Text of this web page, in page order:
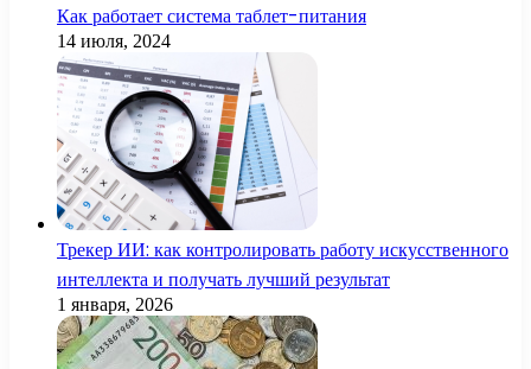
Как работает система таблет-питания
14 июля, 2024
Трекер ИИ: как контролировать работу искусственного
интеллекта и получать лучший результат
1 января, 2026